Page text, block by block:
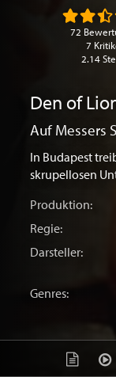
Den of
Auf Messers
In Budapest
skrupellosen
Produktion:
Regie:
Darsteller:
Genres:
72
7
2.14